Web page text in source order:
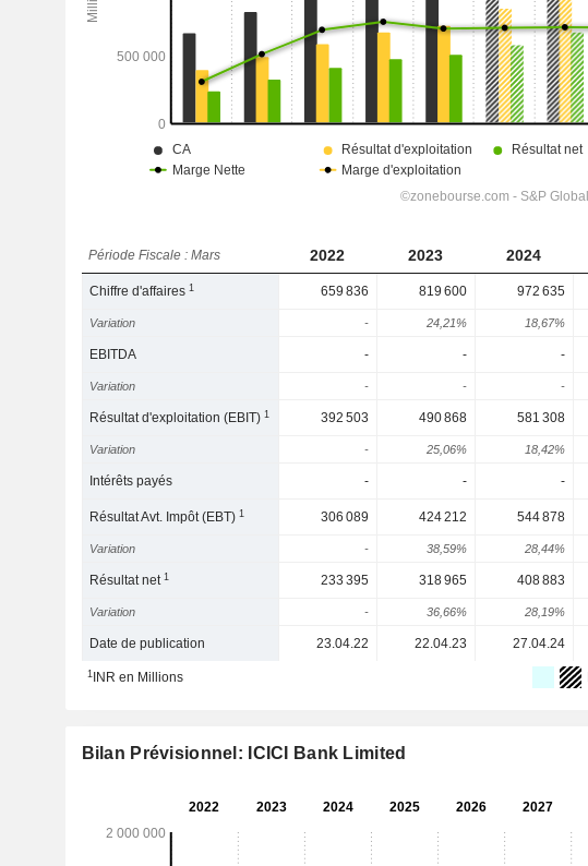
Période Fiscale : Mars 2022 2023 2024
Chiffre d'affaires1 659 836 819 600 972 635
Variation - 24,21% 18,67%
EBITDA - - -
Variation - - -
Résultat d'exploitation (EBIT)1 392 503 490 868 581 308
Variation - 25,06% 18,42%
Intérêts payés - - -
Résultat Avt. Impôt (EBT)1 306 089 424 212 544 878
Variation - 38,59% 28,44%
Résultat net1 233 395 318 965 408 883
Variation - 36,66% 28,19%
Date de publication 23.04.22 22.04.23 27.04.24
1INR en Millions
Bilan Prévisionnel: ICICI Bank Limited